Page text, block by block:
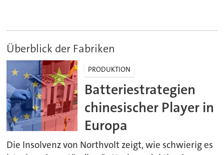
Überblick der Fabriken
PRODUKTION
Batteriestrategien
chinesischer Player in
Europa
Die Insolvenz von Northvolt zeigt, wie schwierig es